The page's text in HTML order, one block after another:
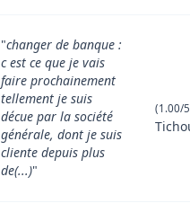
"changer de banque :
c est ce que je vais
faire prochainement
tellement je suis
décue par la société
générale, dont je suis
cliente depuis plus
de(...)"
(1.00/